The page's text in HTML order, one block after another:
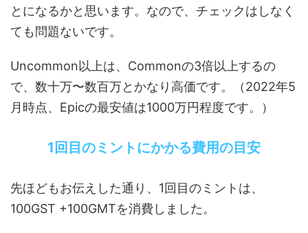
とになるかと思います。なので、チェックはしなく
ても問題ないです。
Uncommon以上は、Commonの3倍以上するの
で、数十万〜数百万とかなり高価です。（2022年5
月時点、Epicの最安値は1000万円程度です。）
1回目のミントにかかる費用の目安
先ほどもお伝えした通り、1回目のミントは、
100GST +100GMTを消費しました。